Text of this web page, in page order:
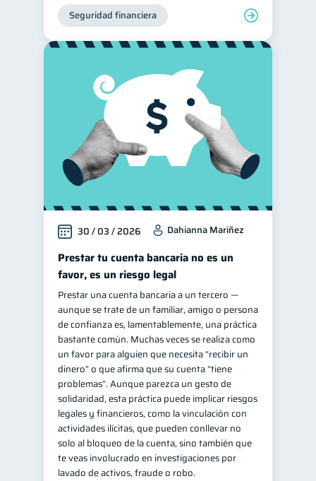
Seguridad financiera
30 / 03 / 2026 Dahianna Mariñez
Prestar tu cuenta bancaria no es un
favor, es un riesgo legal
Prestar una cuenta bancaria a un tercero —
aunque se trate de un familiar, amigo o persona
de confianza es, lamentablemente, una práctica
bastante común. Muchas veces se realiza como
un favor para alguien que necesita “recibir un
dinero” o que afirma que su cuenta “tiene
problemas”. Aunque parezca un gesto de
solidaridad, esta práctica puede implicar riesgos
legales y financieros, como la vinculación con
actividades ilícitas, que pueden conllevar no
solo al bloqueo de la cuenta, sino también que
te veas involucrado en investigaciones por
lavado de activos, fraude o robo.